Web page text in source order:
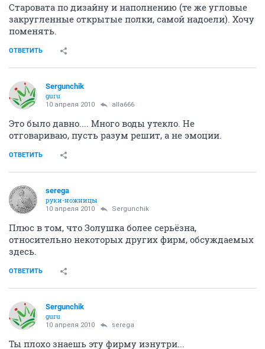
Старовата по дизайну и наполнению (те же угловые
закругленные открытые полки, самой надоели). Хочу
поменять.
ОТВЕТИТЬ
Sergunchik
guru
10 апреля 2010 alla666
Это было давно.... Много воды утекло. Не
отговариваю, пусть разум решит, а не эмоции.
ОТВЕТИТЬ
serega
руки-ножницы
10 апреля 2010 Sergunchik
Плюс в том, что Золушка более серьёзна,
относительно некоторых других фирм, обсуждаемых
здесь.
ОТВЕТИТЬ
Sergunchik
guru
10 апреля 2010 serega
Ты плохо знаешь эту фирму изнутри...